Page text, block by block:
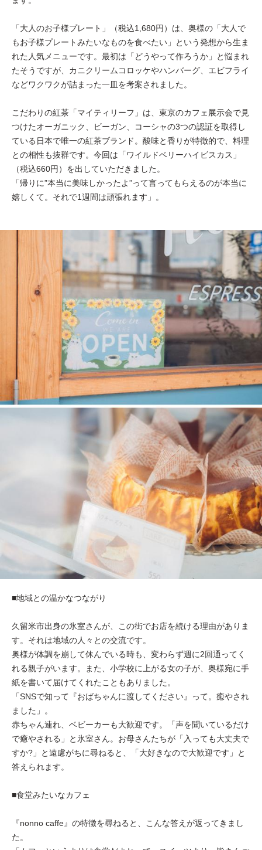
「大人のお子様プレート」（税込1,680円）は、奥様の「大人で
もお子様プレートみたいなものを食べたい」という発想から生ま
れた人気メニューです。最初は「どうやって作ろうか」と悩まれ
たそうですが、カニクリームコロッケやハンバーグ、エビフライ
などワクワクが詰まった一皿を考案されました。
こだわりの紅茶「マイティリーフ」は、東京のカフェ展示会で見
つけたオーガニック、ビーガン、コーシャの3つの認証を取得し
ている日本で唯一の紅茶ブランド。酸味と香りが特徴的で、料理
との相性も抜群です。今回は「ワイルドベリーハイビスカス」
（税込660円）を出していただきました。
「帰りに”本当に美味しかったよ”って言ってもらえるのが本当に
嬉しくて。それで1週間は頑張れます」。
■地域との温かなつながり
久留米市出身の氷室さんが、この街でお店を続ける理由がありま
す。それは地域の人々との交流です。
奥様が体調を崩して休んでいる時も、変わらず週に2回通ってく
れる親子がいます。また、小学校に上がる女の子が、奥様宛に手
紙を書いて届けてくれたこともありました。
「SNSで知って『おばちゃんに渡してください』って。癒やされ
ました」。
赤ちゃん連れ、ベビーカーも大歓迎です。「声を聞いているだけ
で癒やされる」と氷室さん。お母さんたちが「入っても大丈夫で
すか?」と遠慮がちに尋ねると、「大好きなので大歓迎です」と
答えられます。
■食堂みたいなカフェ
『nonno caffe』の特徴を尋ねると、こんな答えが返ってきまし
た。